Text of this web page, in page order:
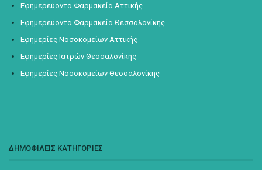
Εφημερεύοντα Φαρμακεία Αττικής
Εφημερεύοντα Φαρμακεία Θεσσαλονίκης
Εφημερίες Νοσοκομείων Αττικής
Εφημερίες Ιατρών Θεσσαλονίκης
Εφημερίες Νοσοκομείων Θεσσαλονίκης
ΔΗΜΟΦΙΛΕΙΣ ΚΑΤΗΓΟΡΙΕΣ